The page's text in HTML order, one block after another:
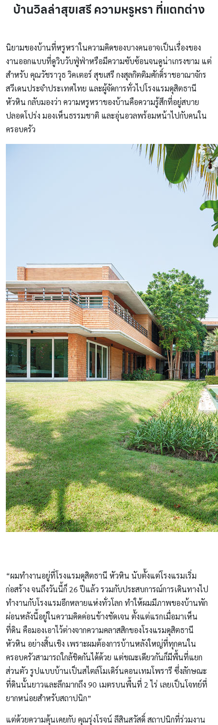
บ้านวิลล่าสุขเสรี ความหรูหรา ที่แตกต่าง
นิยามของบ้านที่หรูหราในความคิดของบางคนอาจเป็นเรื่องของ
งานออกแบบที่ดูวิบวับฟู่ฟ่าหรือมีความซับซ้อนจนดูน่าเกรงขาม แต่
สำหรับ คุณวัชราวุธ วิคเตอร์ สุขเสรี กงสุลกิตติมศักดิ์ราชอาณาจักร
สวีเดนประจำประเทศไทย และผู้จัดการทั่วไปโรงแรมดุสิตธานี
หัวหิน กลับมองว่า ความหรูหราของบ้านคือความรู้สึกที่อยู่สบาย
ปลอดโปร่ง มองเห็นธรรมชาติ และอุ่นอวลพร้อมหน้าไปกับคนใน
ครอบครัว
“ผมทำงานอยู่ที่โรงแรมดุสิตธานี หัวหิน นับตั้งแต่โรงแรมเริ่ม
ก่อสร้าง จนถึงวันนี้ก็ 26 ปีแล้ว รวมกับประสบการณ์การเดินทางไป
ทำงานกับโรงแรมอีกหลายแห่งทั่วโลก ทำให้ผมมีภาพของบ้านพัก
ผ่อนหลังนี้อยู่ในความคิดค่อนข้างชัดเจน ตั้งแต่แรกเมื่อมาเห็น
ที่ดิน คือมองเอาไว้ต่างจากความคลาสสิกของโรงแรมดุสิตธานี
หัวหิน อย่างสิ้นเชิง เพราะผมต้องการบ้านหลังใหญ่ที่ทุกคนใน
ครอบครัวสามารถใกล้ชิดกันได้ด้วย แต่ขณะเดียวกันก็มีพื้นที่แยก
ส่วนตัว รูปแบบบ้านเป็นสไตล์โมเดิร์นคอนเทมโพรารี ซึ่งลักษณะ
ที่ดินนั้นยาวและลึกมากถึง 90 เมตรบนพื้นที่ 2 ไร่ เลยเป็นโจทย์ที่
ยากหน่อยสำหรับสถาปนิก”
แต่ด้วยความคุ้นเคยกับ คุณรุ่งโรจน์ ลีสินสวัสดิ์ สถาปนิกที่ร่วมงาน